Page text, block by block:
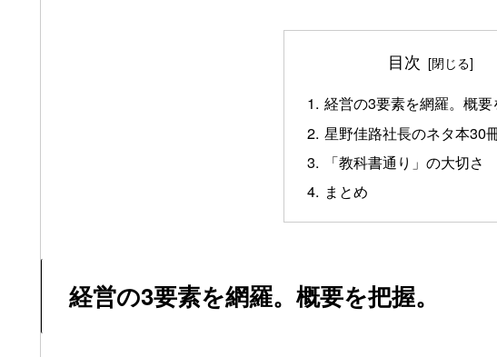
目次
経営の3要素を網羅。概要
星野佳路社長のネタ本30
「教科書通り」の大切さ
まとめ
経営の3要素を網羅。概要を把握。